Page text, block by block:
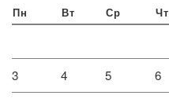
Пн Вт Ср Чт
3 4 5 6